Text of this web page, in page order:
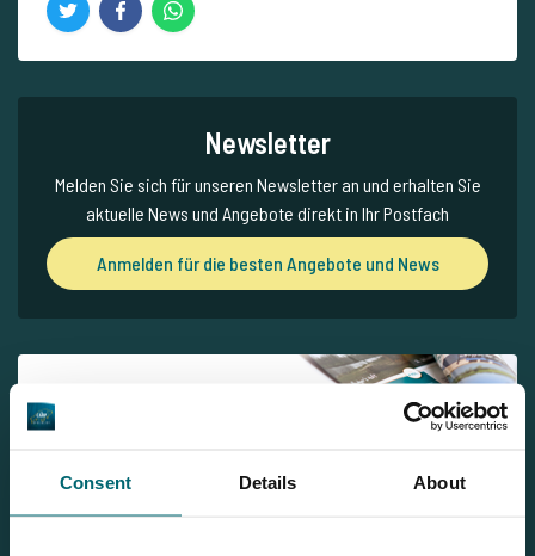
Consent Details About
Newsletter
Melden Sie sich für unseren Newsletter an und erhalten Sie
aktuelle News und Angebote direkt in Ihr Postfach
Anmelden für die besten Angebote und News
Unsere Broschüre